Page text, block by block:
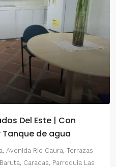
Del Este | Con
Tanque de agua
Río Caura, Terrazas
Caracas, Parroquia Las